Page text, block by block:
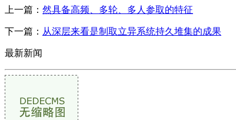
上一篇： 然具备高频、多轮、多人参取的特征
下一篇： 从深层来看是制取立异系统持久堆集的成果
最新新闻